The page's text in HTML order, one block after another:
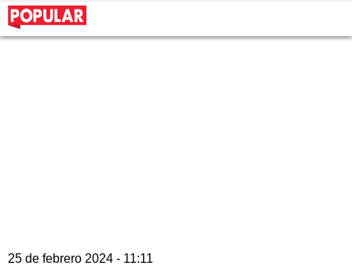
25 de febrero 2024 - 11:11